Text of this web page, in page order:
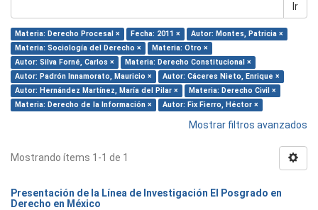
Ir
Materia: Derecho Procesal × Fecha: 2011 ×
Autor: Montes, Patricia ×
Materia: Sociología del Derecho ×
Materia: Otro ×
Autor: Silva Forné, Carlos ×
Materia: Derecho Constitucional ×
Autor: Padrón Innamorato, Mauricio ×
Autor: Cáceres Nieto, Enrique ×
Autor: Hernández Martínez, María del Pilar ×
Materia: Derecho Civil ×
Materia: Derecho de la Información ×
Autor: Fix Fierro, Héctor ×
Mostrar filtros avanzados
Mostrando ítems 1-1 de 1
Presentación de la Línea de Investigación El Posgrado en
Derecho en México